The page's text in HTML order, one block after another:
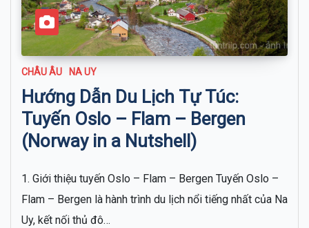
CHÂU ÂU NA UY
Hướng Dẫn Du Lịch Tự Túc:
Tuyến Oslo – Flam – Bergen
(Norway in a Nutshell)
1. Giới thiệu tuyến Oslo – Flam – Bergen Tuyến Oslo –
Flam – Bergen là hành trình du lịch nổi tiếng nhất của Na
Uy, kết nối thủ đô…